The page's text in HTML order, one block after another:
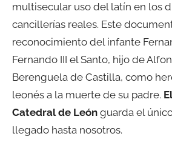
multisecular uso del latín en los
cancillerías reales. Este
reconocimiento del infante
Fernando III el Santo, hijo de
Berenguela de Castilla, como
leonés a la muerte de su padre.
Catedral de León guarda el
llegado hasta nosotros.